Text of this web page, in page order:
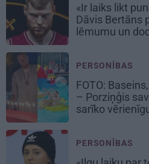
«Ir laiks likt
Dāvis Bertāns
lēmumu un
PERSONĪBAS
FOTO:
– Porziņģis
sarīko
PERSONĪBAS